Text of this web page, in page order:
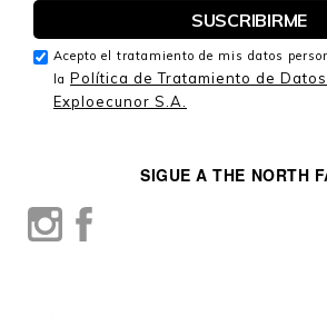
SIGUE A THE NORTH
Acepto el tratamiento de mis datos
la Política de Tratamiento de
Exploecunor S.A.